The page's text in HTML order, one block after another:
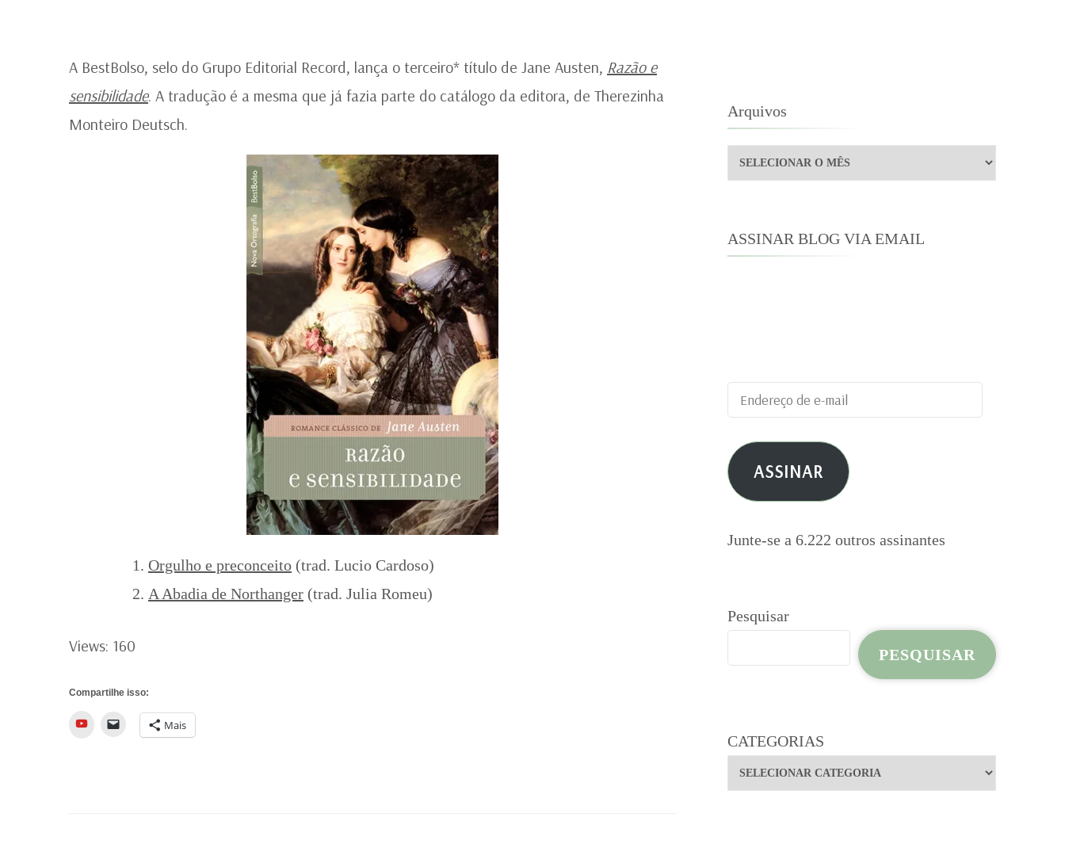
A BestBolso, selo do Grupo Editorial Record, lança o terceiro* título de Jane Austen, Razão e
sensibilidade. A tradução é a mesma que já fazia parte do catálogo da editora, de Therezinha
Monteiro Deutsch.
Orgulho e preconceito (trad. Lucio Cardoso)
A Abadia de Northanger (trad. Julia Romeu)
Views: 160
Compartilhe isso:
YouTube Mais
Arquivos
Arquivos
ASSINAR BLOG VIA EMAIL
Endereço
de
e-
mail ASSINAR
Junte-se a 6.222 outros assinantes
Pesquisar
PESQUISAR
CATEGORIAS